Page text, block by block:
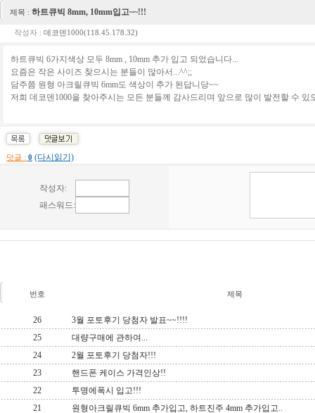
제목 : 하트큐빅 8mm, 10mm입고~~!!!
작성자 : 데코덴1000(118.45.178.32)
하트큐빅 6가지색상 모두 8mm , 10mm 추가 입고 되었습니다...
요즘은 작은 사이즈 찾으시는 분들이 많아서...^^;;
담주쯤 원형 아크릴큐빅 6mm도 색상이 추가 된답니당~~
저희 데코덴1000을 찾아주시는 모든 분들께 감사드리며 앞으로 많이 발전할 수 있
덧글 : 0 (다시읽기)
번호 제목
26
3월 포토후기 당첨자 발표~~!!!!
25
대량구매에 관하여...
24
2월 포토후기 당첨자!!!
23
핸드폰 케이스 가격인상!!
22
투명에폭시 입고!!!
21
원형아크릴큐빅 6mm 추가입고, 하트진주 4mm 추가입고..